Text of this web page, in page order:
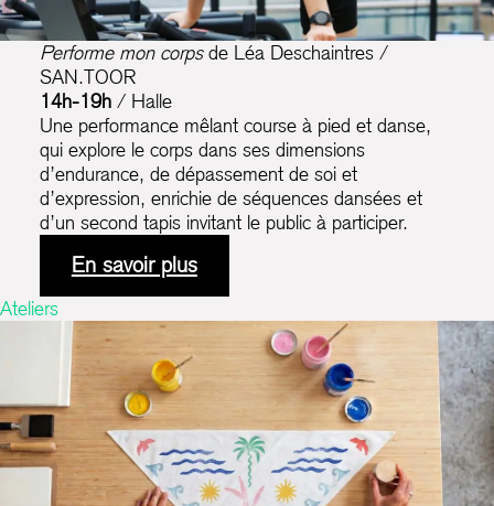
Performe mon corpsde Léa Deschaintres /
SAN.TOOR
14h-19h / Halle
Une performance mêlant course à pied et danse,
qui explore le corps dans ses dimensions
d’endurance, de dépassement de soi et
d’expression, enrichie de séquences dansées et
d’un second tapis invitant le public à participer.
En savoir plus
Ateliers